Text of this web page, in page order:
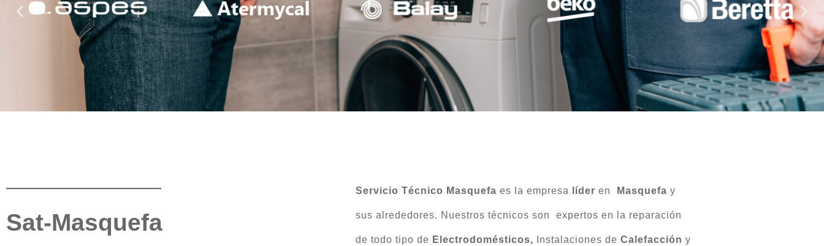
Sat-Masquefa
Servicio Técnico Masquefa es la empresa líder en Masquefa y
sus alrededores. Nuestros técnicos son expertos en la reparación
de todo tipo de Electrodomésticos, Instalaciones de Calefacción y